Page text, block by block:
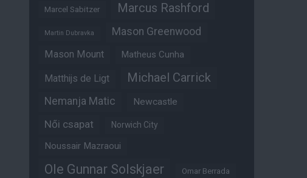
Marcel Sabitzer Marcus Rashford
Martin Dubravka Mason Greenwood
Mason Mount Matheus Cunha
Matthijs de Ligt Michael Carrick
Nemanja Matic Newcastle
Női csapat Norwich City
Noussair Mazraoui
Ole Gunnar Solskjaer Omar Berrada